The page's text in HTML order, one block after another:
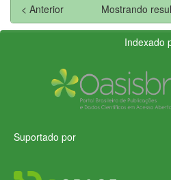
Mostrando
< Anterior
Indexado
Suportado por